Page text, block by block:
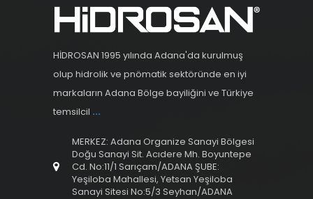
HİDROSAN 1995 yılında Adana'da kurulmuş
olup hidrolik ve pnömatik sektöründe en iyi
markaların Adana Bölge bayiliğini ve Türkiye
temsilcil ...
MERKEZ: Adana Organize Sanayi Bölgesi
Doğu Sanayi Sit. Acıdere Mh. Boyuntepe
Cd. No:11/1 Sarıçam/ADANA ŞUBE:
Yeşiloba Mahallesi, Yetsan Yeşiloba
Sanayi Sitesi No:5/3 Seyhan/ADANA